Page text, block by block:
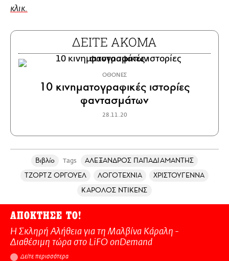
κλικ.
ΔΕΙΤΕ ΑΚΟΜΑ
ΟΘΟΝΕΣ
10 κινηματογραφικές ιστορίες
φαντασμάτων
28.11.20
Βιβλίο Tags
ΑΛΕΞΑΝΔΡΟΣ ΠΑΠΑΔΙΑΜΑΝΤΗΣ
ΤΖΟΡΤΖ ΟΡΓΟΥΕΛ
ΛΟΓΟΤΕΧΝΙΑ
ΧΡΙΣΤΟΥΓΕΝΝΑ
ΚΑΡΟΛΟΣ ΝΤΙΚΕΝΣ
ΑΠΟΚΤΗΣΕ ΤΟ!
Η Σκληρή Αλήθεια για τη Μαλβίνα Κάραλη -
Διαθέσιμη τώρα στo LiFO onDemand
Δείτε περισσότερα